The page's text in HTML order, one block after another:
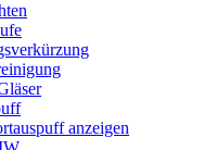
anzeigen